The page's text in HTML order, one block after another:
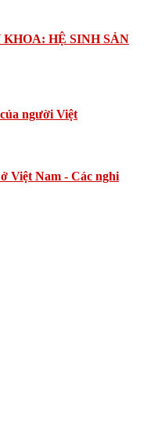
HỆ SINH SẢN
người Việt
Việt Nam - Các nghi